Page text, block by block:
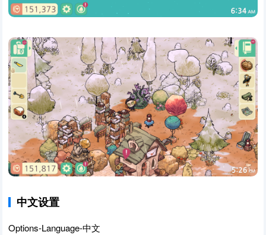
中文设置
Options-Language-中文